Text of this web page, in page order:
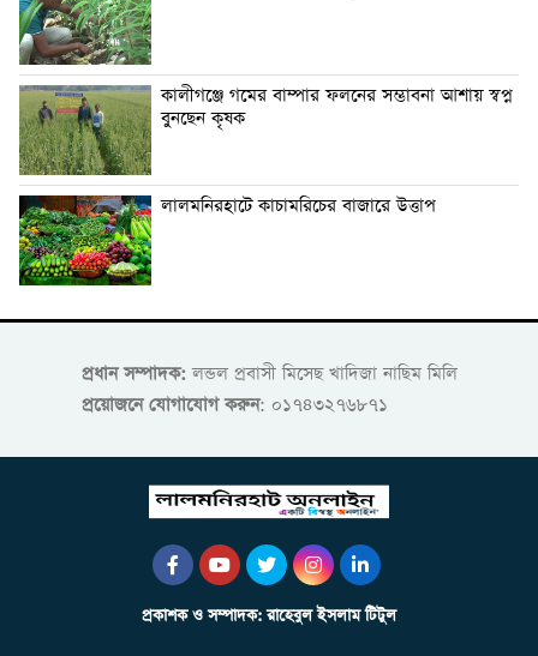
কালীগঞ্জে গমের বাম্পার ফলনের সম্ভাবনা আশায় স্বপ্ন
বুনছেন কৃষক
লালমনিরহাটে কাচামরিচের বাজারে উত্তাপ
প্রধান সম্পাদক:লন্ডল প্রবাসী মিসেছ খাদিজা নাছিম মিলি
প্রয়োজনে যোগাযোগ করুন: ০১৭৪৩২৭৬৮৭১
প্রকাশক ও সম্পাদক: রাহেবুল ইসলাম টিটুল